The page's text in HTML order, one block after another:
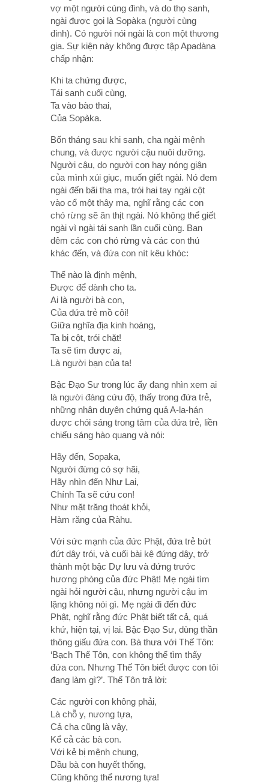
vợ một người cùng đinh, và do thọ sanh,
ngài được gọi là Sopàka (người cùng
đinh). Có người nói ngài là con một thương
gia. Sự kiện này không được tập Apadàna
chấp nhận:
Khi ta chứng được,
Tái sanh cuối cùng,
Ta vào bào thai,
Của Sopàka.
Bốn tháng sau khi sanh, cha ngài mệnh
chung, và được người cậu nuôi dưỡng.
Người cậu, do người con hay nóng giận
của mình xúi giục, muốn giết ngài. Nó đem
ngài đến bãi tha ma, trói hai tay ngài cột
vào cổ một thây ma, nghĩ rằng các con
chó rừng sẽ ăn thịt ngài. Nó không thể giết
ngài vì ngài tái sanh lần cuối cùng. Ban
đêm các con chó rừng và các con thú
khác đến, và đứa con nít kêu khóc:
Thế nào là định mệnh,
Ðược để dành cho ta.
Ai là người bà con,
Của đứa trẻ mồ côi!
Giữa nghĩa địa kinh hoàng,
Ta bị cột, trói chặt!
Ta sẽ tìm được ai,
Là người bạn của ta!
Bậc Ðạo Sư trong lúc ấy đang nhìn xem ai
là người đáng cứu độ, thấy trong đứa trẻ,
những nhân duyên chứng quả A-la-hán
được chói sáng trong tâm của đứa trẻ, liền
chiếu sáng hào quang và nói:
Hãy đến, Sopaka,
Người đừng có sợ hãi,
Hãy nhìn đến Như Lai,
Chính Ta sẽ cứu con!
Như mặt trăng thoát khỏi,
Hàm răng của Ràhu.
Với sức mạnh của đức Phật, đứa trẻ bứt
đứt dây trói, và cuối bài kệ đứng dậy, trở
thành một bậc Dự lưu và đứng trước
hương phòng của đức Phật! Mẹ ngài tìm
ngài hỏi người cậu, nhưng người cậu im
lặng không nói gì. Mẹ ngài đi đến đức
Phật, nghĩ rằng đức Phật biết tất cả, quá
khứ, hiện tại, vị lai. Bậc Ðạo Sư, dùng thần
thông giấu đứa con. Bà thưa với Thế Tôn:
‘Bạch Thế Tôn, con không thể tìm thấy
đứa con. Nhưng Thế Tôn biết được con tôi
đang làm gì?’. Thế Tôn trả lời:
Các người con không phải,
Là chỗ y, nương tựa,
Cả cha cũng là vậy,
Kể cả các bà con.
Với kẻ bị mệnh chung,
Dầu bà con huyết thống,
Cũng không thể nương tựa!